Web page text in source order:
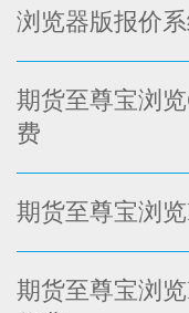
浏览器版报价
期货至尊宝浏
费
期货至尊宝浏
期货至尊宝浏